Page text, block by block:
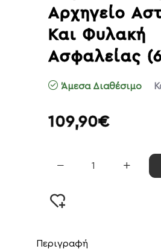
Αρχηγείο
Και Φυλακή
Ασφαλείας
Άμεσα Διαθέσιμο
109,90€
Περιγραφή